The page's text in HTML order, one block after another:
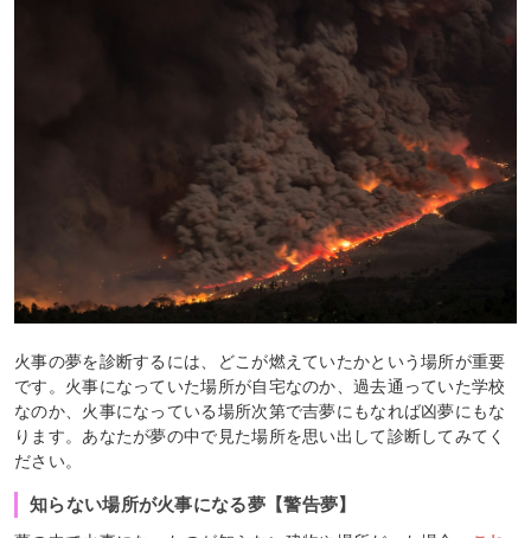
火事の夢を診断するには、どこが燃えていたかという場所が重要
です。火事になっていた場所が自宅なのか、過去通っていた学校
なのか、火事になっている場所次第で吉夢にもなれば凶夢にもな
ります。あなたが夢の中で見た場所を思い出して診断してみてく
ださい。
知らない場所が火事になる夢【警告夢】